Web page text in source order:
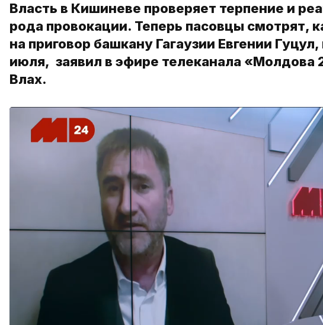
Власть в Кишиневе проверяет терпение и
рода провокации. Теперь пасовцы смотрят,
на приговор башкану Гагаузии Евгении
июля, заявил в эфире телеканала
Влах.